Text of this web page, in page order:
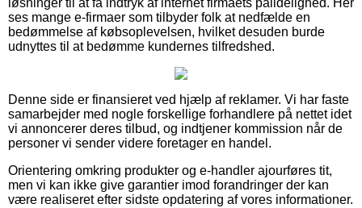
løsninger til at få indtryk af internet firmaets pålidelighed. Her
ses mange e-firmaer som tilbyder folk at nedfælde en
bedømmelse af købsoplevelsen, hvilket desuden burde
udnyttes til at bedømme kundernes tilfredshed.
Denne side er finansieret ved hjælp af reklamer. Vi har faste
samarbejder med nogle forskellige forhandlere på nettet idet
vi annoncerer deres tilbud, og indtjener kommission når de
personer vi sender videre foretager en handel.
Orientering omkring produkter og e-handler ajourføres tit,
men vi kan ikke give garantier imod forandringer der kan
være realiseret efter sidste opdatering af vores informationer.